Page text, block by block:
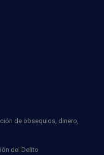
de obsequios, dinero,
del Delito